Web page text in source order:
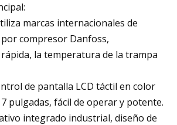
marcas internacionales de
compresor Danfoss,
la temperatura de la trampa
de pantalla LCD táctil en color
pulgadas, fácil de operar y potente.
integrado industrial, diseño de